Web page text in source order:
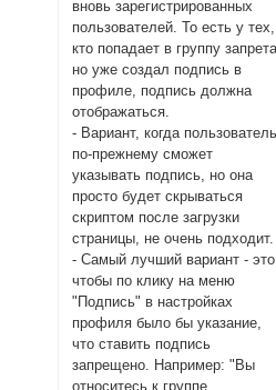
вновь зарегистрированных
пользователей. То есть у тех,
кто попадает в группу
но уже создал подпись в
профиле, подпись должна
отображаться.
- Вариант, когда
по-прежнему сможет
указывать подпись, но она
просто будет скрываться
скриптом после загрузки
страницы, не очень подходит.
- Самый лучший вариант - это
чтобы по клику на меню
"Подпись" в настройках
профиля было бы указание,
что ставить подпись
запрещено. Например: "Вы
относитесь к группе